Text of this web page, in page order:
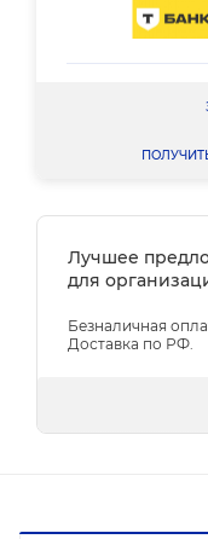
Лучшее
для
Безналичная
Доставка по РФ.